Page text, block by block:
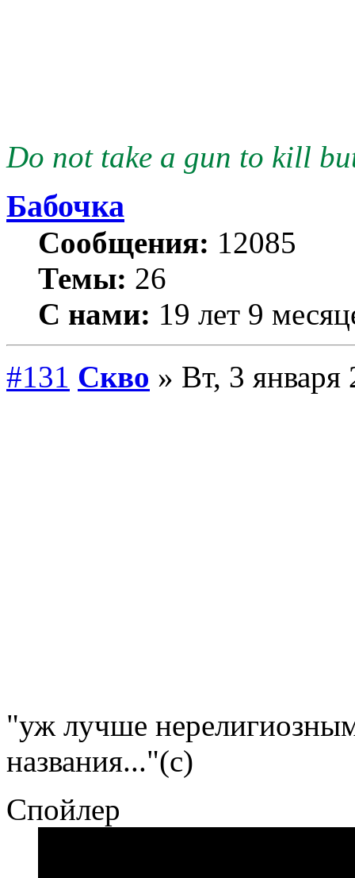
Do not take a gun to kill
Бабочка
Сообщения: 12085
Темы: 26
С нами: 19 лет 9
#131 Скво » Вт, 3 января
"уж лучше
названия..."(с)
Спойлер